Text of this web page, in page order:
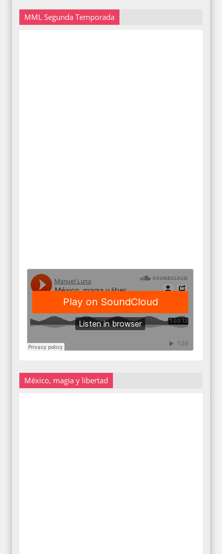
MML Segunda Temporada
México, magia y libertad